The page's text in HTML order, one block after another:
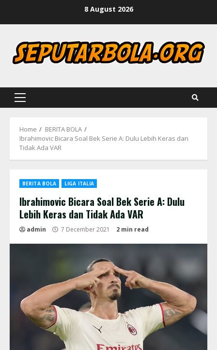
8 August 2026
Primary
Home
BERITA BOLA
Ibrahimovic Bicara Soal Bek Serie A: Dulu Lebih Keras dan
Tidak Ada VAR
BERITA BOLA LIGA ITALIA
Ibrahimovic Bicara Soal Bek Serie A: Dulu
Lebih Keras dan Tidak Ada VAR
admin 7 December 2021 2 min read